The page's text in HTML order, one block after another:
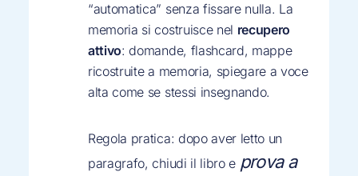
“automatica” senza fissare nulla. La
memoria si costruisce nel recupero
attivo: domande, flashcard, mappe
ricostruite a memoria, spiegare a voce
alta come se stessi insegnando.
Regola pratica: dopo aver letto un
paragrafo, chiudi il libro e prova a